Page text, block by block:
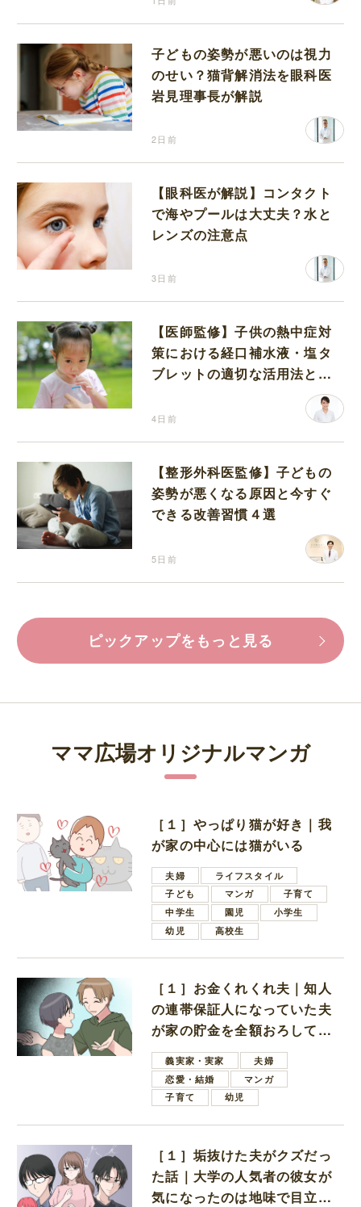
子どもの姿勢が悪いのは視力
のせい？猫背解消法を眼科医
岩見理事長が解説
2日前
【眼科医が解説】コンタクト
で海やプールは大丈夫？水と
レンズの注意点
3日前
【医師監修】子供の熱中症対
策における経口補水液・塩タ
ブレットの適切な活用法と水
4日前
【整形外科医監修】子どもの
姿勢が悪くなる原因と今すぐ
できる改善習慣４選
5日前
ピックアップをもっと見る
ママ広場オリジナルマンガ
［１］やっぱり猫が好き｜我
が家の中心には猫がいる
夫婦
ライフスタイル
子ども
マンガ
子育て
中学生
園児
小学生
幼児
高校生
［１］お金くれくれ夫｜知人
の連帯保証人になっていた夫
が家の貯金を全額おろしてほ
しいと言ってきた
義実家・実家
夫婦
恋愛・結婚
マンガ
子育て
幼児
［１］垢抜けた夫がクズだっ
た話｜大学の人気者の彼女が
気になったのは地味で目立た